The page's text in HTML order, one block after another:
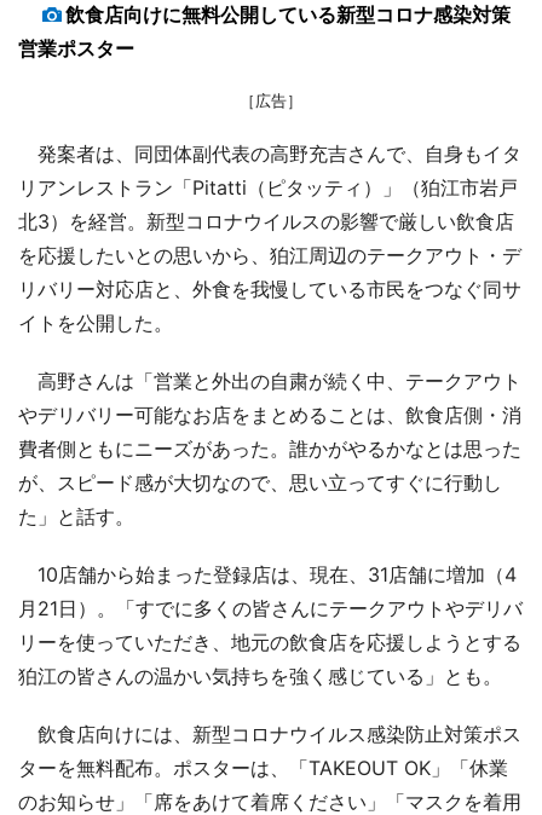
飲食店向けに無料公開している新型コロナ感染対策
営業ポスター
［広告］
発案者は、同団体副代表の高野充吉さんで、自身もイタ
リアンレストラン「Pitatti（ピタッティ）」（狛江市岩戸
北3）を経営。新型コロナウイルスの影響で厳しい飲食店
を応援したいとの思いから、狛江周辺のテークアウト・デ
リバリー対応店と、外食を我慢している市民をつなぐ同サ
イトを公開した。
高野さんは「営業と外出の自粛が続く中、テークアウト
やデリバリー可能なお店をまとめることは、飲食店側・消
費者側ともにニーズがあった。誰かがやるかなとは思った
が、スピード感が大切なので、思い立ってすぐに行動し
た」と話す。
10店舗から始まった登録店は、現在、31店舗に増加（4
月21日）。「すでに多くの皆さんにテークアウトやデリバ
リーを使っていただき、地元の飲食店を応援しようとする
狛江の皆さんの温かい気持ちを強く感じている」とも。
飲食店向けには、新型コロナウイルス感染防止対策ポス
ターを無料配布。ポスターは、「TAKEOUT OK」「休業
のお知らせ」「席をあけて着席ください」「マスクを着用